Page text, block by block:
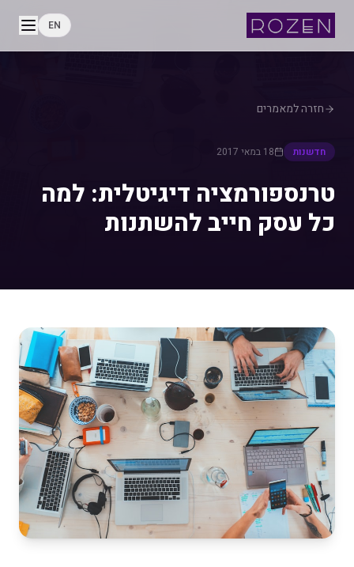
EN
חזרה למאמרים
חדשנות 18 במאי 2017
טרנספורמציה דיגיטלית: למה
כל עסק חייב להשתנות